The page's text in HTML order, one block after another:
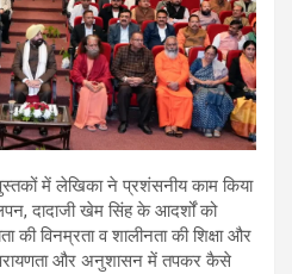
में लेखिका ने प्रशंसनीय काम किया
दादाजी खेम सिंह के आदर्शों को
विनम्रता व शालीनता की शिक्षा और
और अनुशासन में तपकर कैसे